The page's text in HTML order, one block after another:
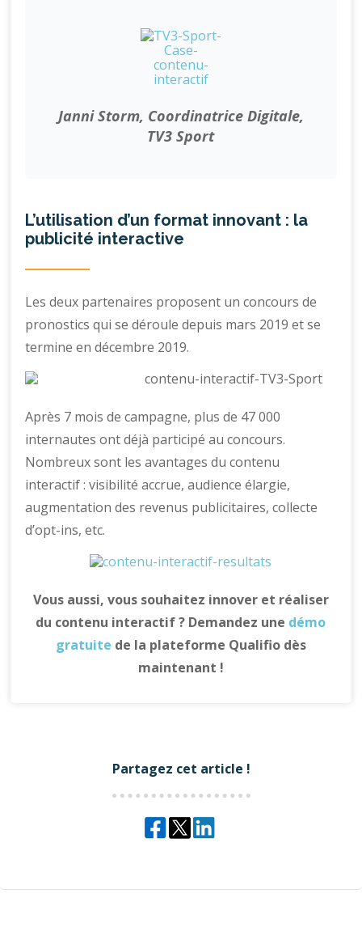
Janni Storm, Coordinatrice Digitale,
TV3 Sport
L’utilisation d’un format innovant : la
publicité interactive
Les deux partenaires proposent un concours de
pronostics qui se déroule depuis mars 2019 et se
termine en décembre 2019.
Après 7 mois de campagne, plus de 47 000
internautes ont déjà participé au concours.
Nombreux sont les avantages du contenu
interactif : visibilité accrue, audience élargie,
augmentation des revenus publicitaires, collecte
d’opt-ins, etc.
Vous aussi, vous souhaitez innover et réaliser
du contenu interactif ? Demandez une démo
gratuite de la plateforme Qualifio dès
maintenant !
Partagez cet article !